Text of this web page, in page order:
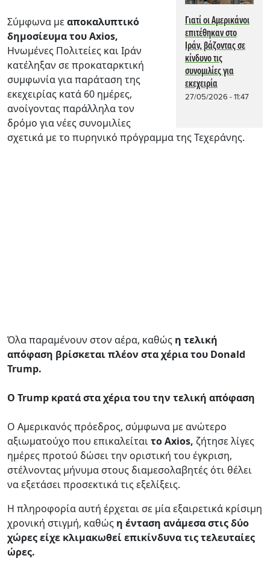
Γιατί οι Αμερικάνοι
επιτέθηκαν στο
Ιράν, βάζοντας σε
κίνδυνο τις
συνομιλίες για
εκεχειρία
27/05/2026 - 11:47
Σύμφωνα μεαποκαλυπτικό
δημοσίευμα του Axios,
Ηνωμένες Πολιτείες και Ιράν
κατέληξαν σε προκαταρκτική
συμφωνία για παράταση της
εκεχειρίας κατά 60 ημέρες,
ανοίγοντας παράλληλα τον
δρόμο για νέες συνομιλίες
σχετικά με το πυρηνικό πρόγραμμα της Τεχεράνης.
Όλα παραμένουν στον αέρα, καθώς η τελική
απόφαση βρίσκεται πλέον στα χέρια του Donald
Trump.
Ο Trump κρατά στα χέρια του την τελική απόφαση
Ο Αμερικανός πρόεδρος, σύμφωνα με ανώτερο
αξιωματούχο που επικαλείταιτο Axios, ζήτησε λίγες
ημέρες προτού δώσει την οριστική του έγκριση,
στέλνοντας μήνυμα στους διαμεσολαβητές ότι θέλει
να εξετάσει προσεκτικά τις εξελίξεις.
Η πληροφορία αυτή έρχεται σε μία εξαιρετικά κρίσιμη
χρονική στιγμή, καθώς η ένταση ανάμεσα στις δύο
χώρες είχε κλιμακωθεί επικίνδυνα τις τελευταίες
ώρες.